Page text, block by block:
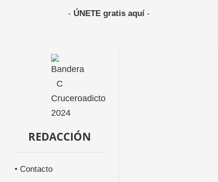
- ÚNETE gratis aquí-
REDACCIÓN
• Contacto